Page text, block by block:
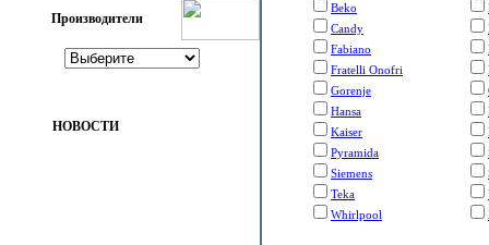
Производители
НОВОСТИ
Beko
Candy
Fabiano
Fratelli Onofri
Gorenje
Hansa
Kaiser
Pyramida
Siemens
Teka
Whirlpool